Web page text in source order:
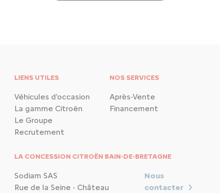
LIENS UTILES
Véhicules d’occasion
La gamme Citroën
Le Groupe
Recrutement
NOS SERVICES
Après-Vente
Financement
LA CONCESSION CITROËN BAIN-DE-BRETAGNE
Sodiam SAS
Rue de la Seine - Château
Nous
contacter